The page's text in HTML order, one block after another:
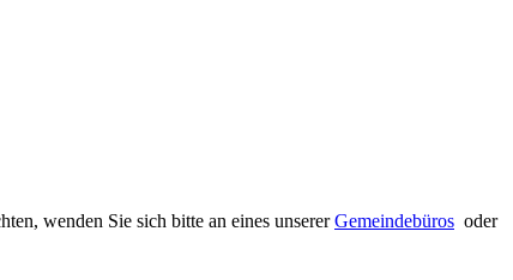
wenden Sie sich bitte an eines unsererGemeindebüros oder